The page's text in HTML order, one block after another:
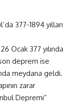
377-1894 yılları
Ocak 377 yılında
deprem ise
meydana geldi.
zarar
Depremi”